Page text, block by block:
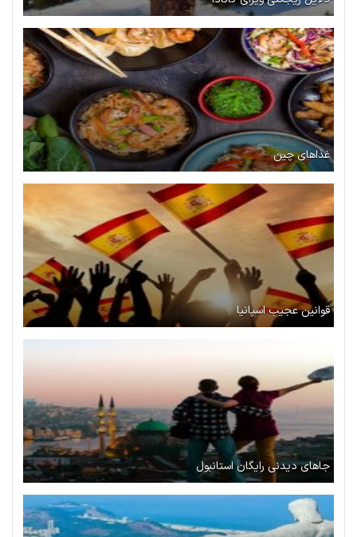
غذاهای چین
قوانین عجیب اسپانیا
جاهای دیدنی رایگان استانبول